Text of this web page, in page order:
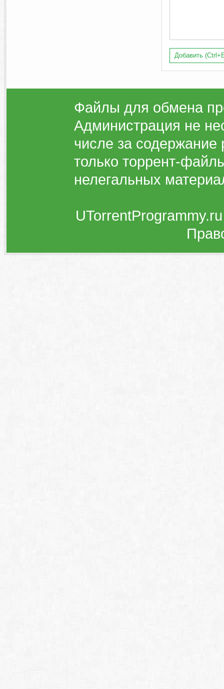
Добавить
Файлы для обмена
Администрация не
числе за
только торрент-
нелегальных
UTorrentProgrammy.ru